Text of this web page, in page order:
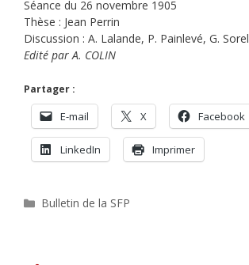
Séance du 26 novembre 1905
Thèse : Jean Perrin
Discussion : A. Lalande, P. Painlevé, G. Sorel
Edité par A. COLIN
Partager :
E-mail X Facebook
LinkedIn Imprimer
Catégories
Bulletin de la SFP